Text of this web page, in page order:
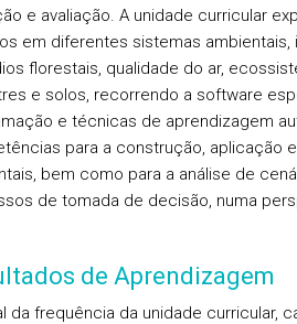
e avaliação. A unidade curricular
em diferentes sistemas ambientais,
florestais, qualidade do ar,
e solos, recorrendo a software
e técnicas de aprendizagem
para a construção, aplicação
bem como para a análise de
de tomada de decisão, numa
de Aprendizagem
da frequência da unidade curricular,